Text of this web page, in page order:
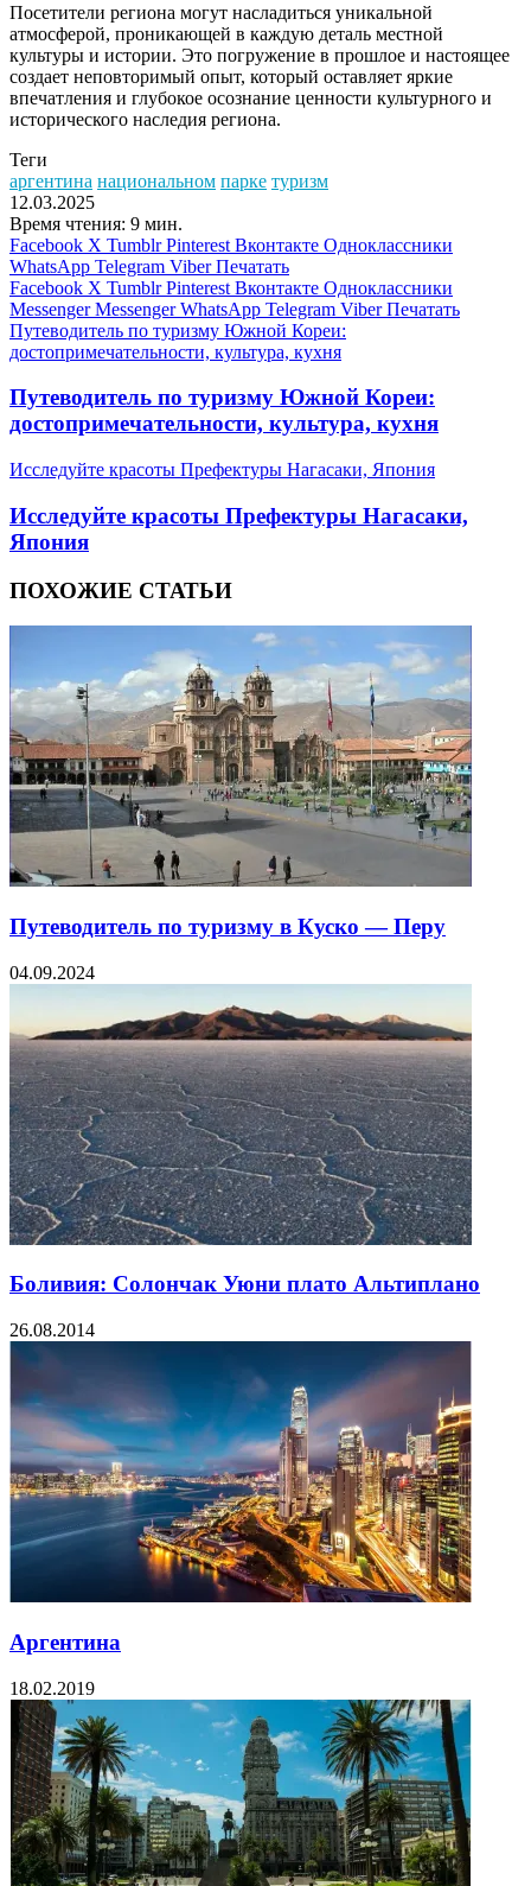
Посетители региона могут насладиться уникальной
атмосферой, проникающей в каждую деталь местной
культуры и истории. Это погружение в прошлое и настоящее
создает неповторимый опыт, который оставляет яркие
впечатления и глубокое осознание ценности культурного и
исторического наследия региона.
Теги
аргентина национальном парке туризм
12.03.2025
Время чтения: 9 мин.
Facebook X Tumblr Pinterest Вконтакте Одноклассники
WhatsApp Telegram Viber Печатать
Facebook X Tumblr Pinterest Вконтакте Одноклассники
Messenger Messenger WhatsApp Telegram Viber Печатать
Путеводитель по туризму Южной Кореи:
достопримечательности, культура, кухня
Путеводитель по туризму Южной Кореи:
достопримечательности, культура, кухня
Исследуйте красоты Префектуры Нагасаки, Япония
Исследуйте красоты Префектуры Нагасаки,
Япония
ПОХОЖИЕ СТАТЬИ
Путеводитель по туризму в Куско — Перу
04.09.2024
Боливия: Солончак Уюни плато Альтиплано
26.08.2014
Аргентина
18.02.2019